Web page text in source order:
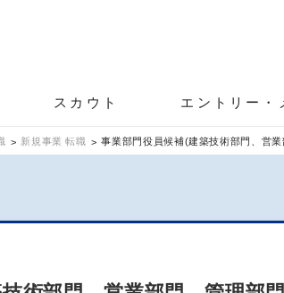
スカウト エントリー・
新規事業 転職 事業部門役員候補(建築技術部門、